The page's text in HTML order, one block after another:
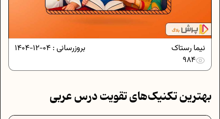
بروزرسانی : 04-12-1404
نیما رستاک
984
بهترین تکنیک‌های تقویت درس عربی